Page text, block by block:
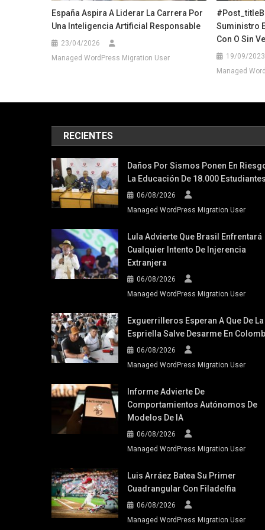
España Aspira A Liderar La Carrera Por
Una Inteligencia Artificial Responsable
23/04/2026
Managed WordPress Migration User
Suministro
Con O Sin
19/09/2023
Managed
RECIENTES
Daños Por Sismos Ponen En
La Educación De 18.000 Estudiantes
06/08/2026
Managed WordPress Migration User
Lula Advierte Que Brasil Enfrentará
Cualquier Intento De Injerencia
Extranjera
06/08/2026
Managed WordPress Migration User
Exguerrilleros Esperan A Que De La
Espriella Salve Desarme En
06/08/2026
Managed WordPress Migration User
Informe Advierte De
Comportamientos Autónomos De
Modelos De IA
06/08/2026
Managed WordPress Migration User
Luis Arráez Batea Su Primer
Cuadrangular Con Filadelfia
06/08/2026
Managed WordPress Migration User